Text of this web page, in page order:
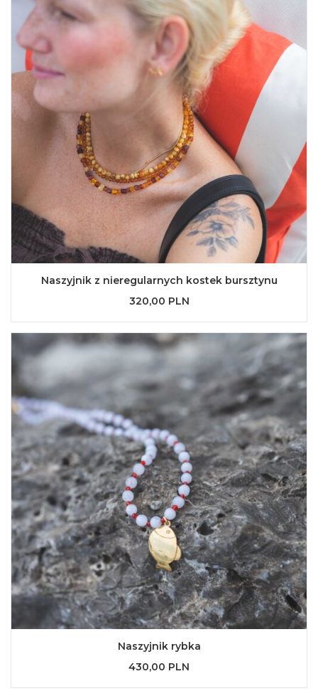
Naszyjnik z nieregularnych kostek bursztynu
320,00 PLN
Naszyjnik rybka
430,00 PLN